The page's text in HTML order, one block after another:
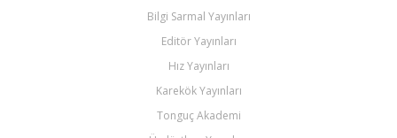
Bilgi Sarmal Yayınları
Editör Yayınları
Hız Yayınları
Karekök Yayınları
Tonguç Akademi